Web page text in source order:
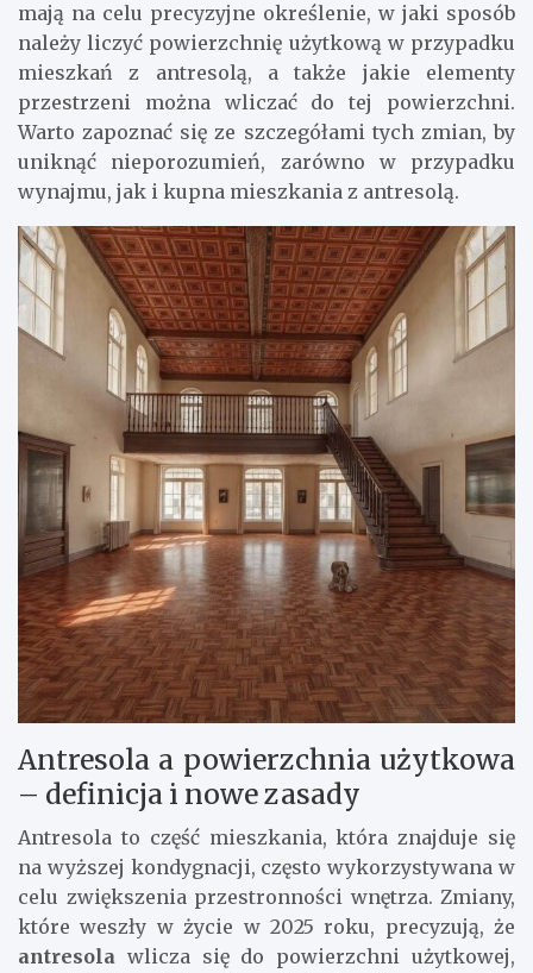
mają na celu precyzyjne określenie, w jaki sposób
należy liczyć powierzchnię użytkową w przypadku
mieszkań z antresolą, a także jakie elementy
przestrzeni można wliczać do tej powierzchni.
Warto zapoznać się ze szczegółami tych zmian, by
uniknąć nieporozumień, zarówno w przypadku
wynajmu, jak i kupna mieszkania z antresolą.
Antresola a powierzchnia użytkowa
– definicja i nowe zasady
Antresola to część mieszkania, która znajduje się
na wyższej kondygnacji, często wykorzystywana w
celu zwiększenia przestronności wnętrza. Zmiany,
które weszły w życie w 2025 roku, precyzują, że
antresola wlicza się do powierzchni użytkowej,